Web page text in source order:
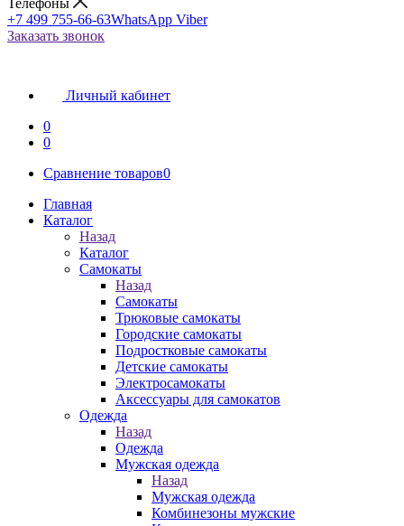
Телефоны
+7 499 755-66-63WhatsApp Viber
Заказать звонок
Личный кабинет
0
0
Сравнение товаров0
Главная
Каталог
Назад
Каталог
Самокаты
Назад
Самокаты
Трюковые самокаты
Городские самокаты
Подростковые самокаты
Детские самокаты
Электросамокаты
Аксессуары для самокатов
Одежда
Назад
Одежда
Мужская одежда
Назад
Мужская одежда
Комбинезоны мужские